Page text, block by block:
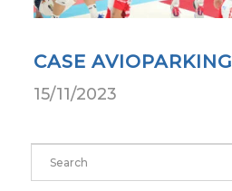
CASE AVIOPARKING
15/11/2023